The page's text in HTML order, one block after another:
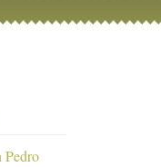
Pedro